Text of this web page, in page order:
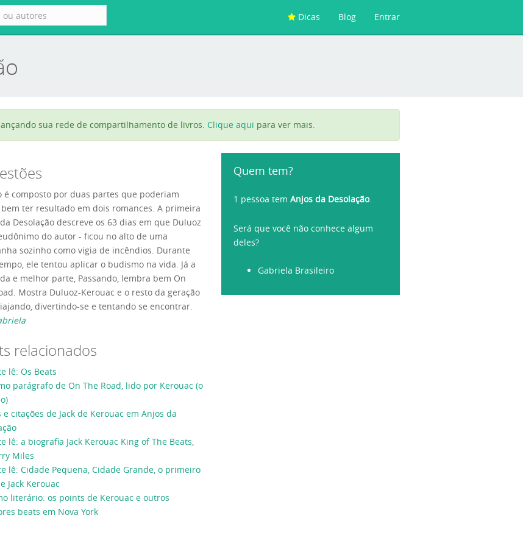
Dicas Blog Entrar
sua rede de compartilhamento de livros. Clique aqui para ver mais.
é composto por duas partes que poderiam
ter resultado em dois romances. A primeira
Desolação descreve os 63 dias em que Duluoz
do autor - ficou no alto de uma
sozinho como vigia de incêndios. Durante
ele tentou aplicar o budismo na vida. Já a
e melhor parte, Passando, lembra bem On
Mostra Duluoz-Kerouac e o resto da geração
divertindo-se e tentando se encontrar.
relacionados
lê: Os Beats
parágrafo de On The Road, lido por Kerouac (o
e citações de Jack de Kerouac em Anjos da
lê: a biografia Jack Kerouac King of The Beats,
Miles
lê: Cidade Pequena, Cidade Grande, o primeiro
Jack Kerouac
literário: os points de Kerouac e outros
beats em Nova York
Quem tem?
1 pessoa tem Anjos da Desolação.
Será que você não conhece algum
deles?
Gabriela Brasileiro